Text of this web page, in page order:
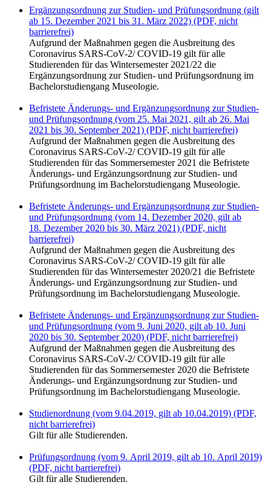
Ergänzungsordnung zur Studien- und Prüfungsordnung (gilt
ab 15. Dezember 2021 bis 31. März 2022) (PDF, nicht
barrierefrei)
Aufgrund der Maßnahmen gegen die Ausbreitung des
Coronavirus SARS-CoV-2/ COVID-19 gilt für alle
Studierenden für das Wintersemester 2021/22 die
Ergänzungsordnung zur Studien- und Prüfungsordnung im
Bachelorstudiengang Museologie.
Befristete Änderungs- und Ergänzungsordnung zur Studien-
und Prüfungsordnung (vom 25. Mai 2021, gilt ab 26. Mai
2021 bis 30. September 2021) (PDF, nicht barrierefrei)
Aufgrund der Maßnahmen gegen die Ausbreitung des
Coronavirus SARS-CoV-2/ COVID-19 gilt für alle
Studierenden für das Sommersemester 2021 die Befristete
Änderungs- und Ergänzungsordnung zur Studien- und
Prüfungsordnung im Bachelorstudiengang Museologie.
Befristete Änderungs- und Ergänzungsordnung zur Studien-
und Prüfungsordnung (vom 14. Dezember 2020, gilt ab
18. Dezember 2020 bis 30. März 2021) (PDF, nicht
barrierefrei)
Aufgrund der Maßnahmen gegen die Ausbreitung des
Coronavirus SARS-CoV-2/ COVID-19 gilt für alle
Studierenden für das Wintersemester 2020/21 die Befristete
Änderungs- und Ergänzungsordnung zur Studien- und
Prüfungsordnung im Bachelorstudiengang Museologie.
Befristete Änderungs- und Ergänzungsordnung zur Studien-
und Prüfungsordnung (vom 9. Juni 2020, gilt ab 10. Juni
2020 bis 30. September 2020) (PDF, nicht barrierefrei)
Aufgrund der Maßnahmen gegen die Ausbreitung des
Coronavirus SARS-CoV-2/ COVID-19 gilt für alle
Studierenden für das Sommersemester 2020 die Befristete
Änderungs- und Ergänzungsordnung zur Studien- und
Prüfungsordnung im Bachelorstudiengang Museologie.
Studienordnung (vom 9.04.2019, gilt ab 10.04.2019) (PDF,
nicht barrierefrei)
Gilt für alle Studierenden.
Prüfungsordnung (vom 9. April 2019, gilt ab 10. April 2019)
(PDF, nicht barrierefrei)
Gilt für alle Studierenden.